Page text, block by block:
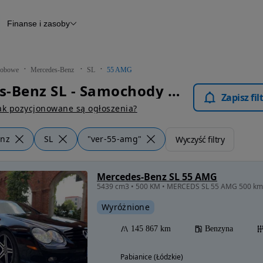
Raport z inspekcji
Otomoto News
Finanse i zasoby
Mercedes-Benz SL 55 AMG
Mercedes-Benz SL - Samochody Osobowe
pozycjonowane są ogłoszenia?
Zapisz
SL "ver-55-amg" Wyczyść filtry
Mercedes-Benz SL 55 AMG
5439 cm3 • 500 KM • MERCEDS SL 55 AMG 500 km
Wyróżnione
145 867 km Benzyna
Pabianice (Łódzkie)